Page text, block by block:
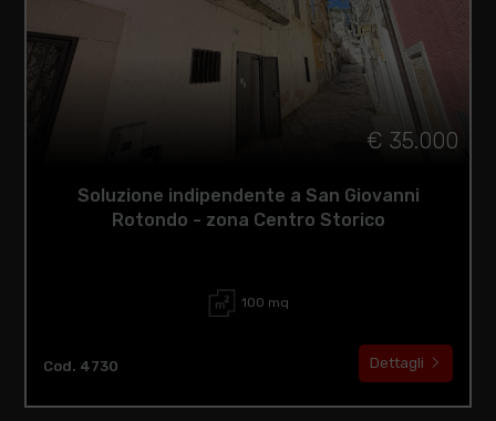
€ 35.000
Soluzione indipendente a San Giovanni
Rotondo - zona Centro Storico
100 mq
Cod. 4730 Dettagli